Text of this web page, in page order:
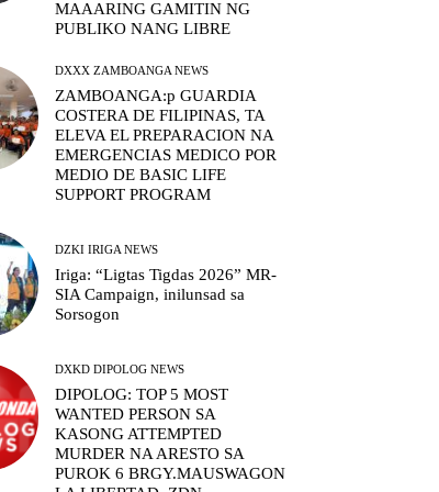
MAAARING GAMITIN NG
PUBLIKO NANG LIBRE
DXXX ZAMBOANGA NEWS
ZAMBOANGA:p GUARDIA
COSTERA DE FILIPINAS, TA
ELEVA EL PREPARACION NA
EMERGENCIAS MEDICO POR
MEDIO DE BASIC LIFE
SUPPORT PROGRAM
DZKI IRIGA NEWS
Iriga: “Ligtas Tigdas 2026” MR-
SIA Campaign, inilunsad sa
Sorsogon
DXKD DIPOLOG NEWS
DIPOLOG: TOP 5 MOST
WANTED PERSON SA
KASONG ATTEMPTED
MURDER NA ARESTO SA
PUROK 6 BRGY.MAUSWAGON